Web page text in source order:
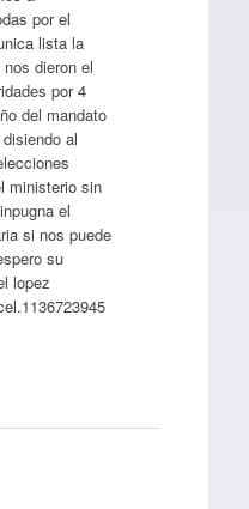
por el
lista la
dieron el
por 4
del mandato
al
ministerio sin
el
si nos puede
su
lopez